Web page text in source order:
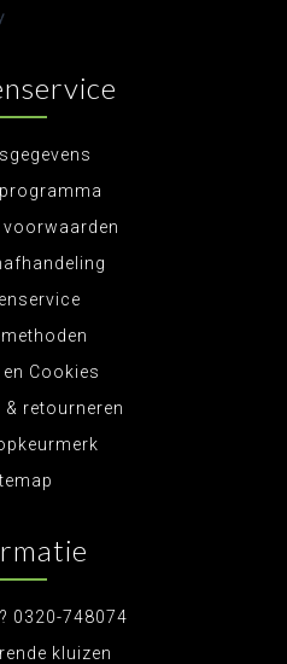
voorwaarden
Cookies
& retourneren
0320-748074
kluizen